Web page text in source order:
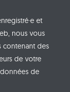
et
nous vous
contenant des
de votre
de